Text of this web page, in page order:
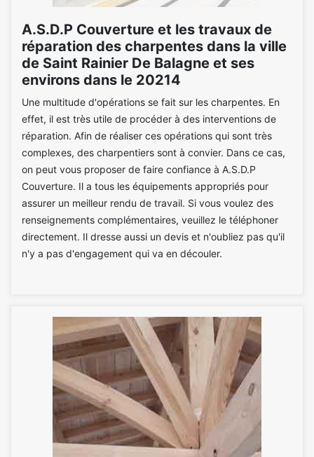
A.S.D.P Couverture et les travaux de
réparation des charpentes dans la ville
de Saint Rainier De Balagne et ses
environs dans le 20214
Une multitude d'opérations se fait sur les charpentes. En
effet, il est très utile de procéder à des interventions de
réparation. Afin de réaliser ces opérations qui sont très
complexes, des charpentiers sont à convier. Dans ce cas,
on peut vous proposer de faire confiance à A.S.D.P
Couverture. Il a tous les équipements appropriés pour
assurer un meilleur rendu de travail. Si vous voulez des
renseignements complémentaires, veuillez le téléphoner
directement. Il dresse aussi un devis et n'oubliez pas qu'il
n'y a pas d'engagement qui va en découler.